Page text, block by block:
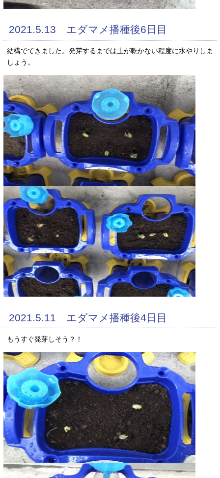
2021.5.13 エダマメ播種後6日目
結構でてきました。発芽するまでは土が乾かない程度に水やりしま
しょう。
2021.5.11 エダマメ播種後4日目
もうすぐ発芽しそう？！